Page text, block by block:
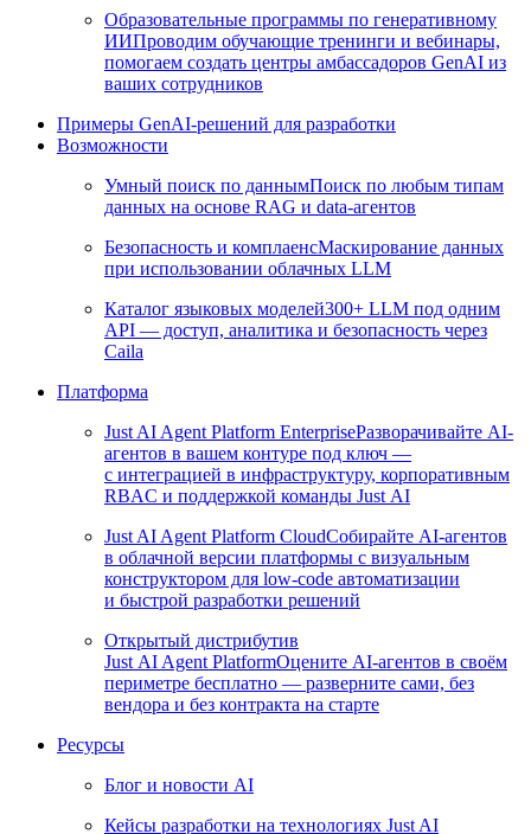
Образовательные программы по генеративному
ИИПроводим обучающие тренинги и вебинары,
помогаем создать центры амбассадоров GenAI из
ваших сотрудников
Примеры GenAI-решений для разработки
Возможности
Умный поиск по даннымПоиск по любым типам
данных на основе RAG и data-агентов
Безопасность и комплаенсМаскирование данных
при использовании облачных LLM
Каталог языковых моделей300+ LLM под одним
API — доступ, аналитика и безопасность через
Caila
Платформа
Just AI Agent Platform EnterpriseРазворачивайте AI-
агентов в вашем контуре под ключ —
с интеграцией в инфраструктуру, корпоративным
RBAC и поддержкой команды Just AI
Just AI Agent Platform CloudСобирайте AI-агентов
в облачной версии платформы с визуальным
конструктором для low-code автоматизации
и быстрой разработки решений
Открытый дистрибутив
Just AI Agent PlatformОцените AI-агентов в своём
периметре бесплатно — разверните сами, без
вендора и без контракта на старте
Ресурсы
Блог и новости AI
Кейсы разработки на технологиях Just AI